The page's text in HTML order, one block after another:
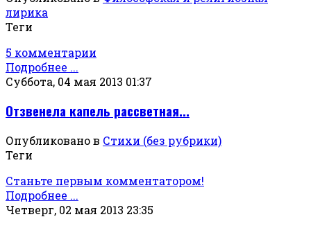
лирика
Теги
5 комментарии
Подробнее ...
Суббота, 04 мая 2013 01:37
Отзвенела капель рассветная...
Опубликовано в Стихи (без рубрики)
Теги
Станьте первым комментатором!
Подробнее ...
Четверг, 02 мая 2013 23:35